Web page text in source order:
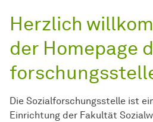
Herzlich
der Homepage
Die Sozial­forschungs­stelle ist
Einrichtung der Fakultät